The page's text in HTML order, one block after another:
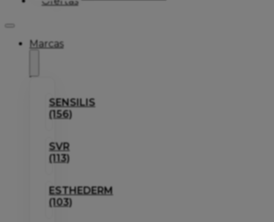
Marcas
SENSILIS
(156)
SVR
(113)
ESTHEDERM
(103)